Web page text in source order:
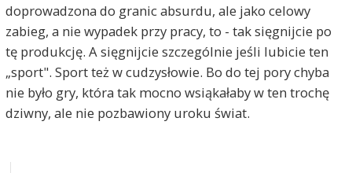
doprowadzona do granic absurdu, ale jako celowy
zabieg, a nie wypadek przy pracy, to - tak sięgnijcie po
tę produkcję. A sięgnijcie szczególnie jeśli lubicie ten
„sport". Sport też w cudzysłowie. Bo do tej pory chyba
nie było gry, która tak mocno wsiąkałaby w ten trochę
dziwny, ale nie pozbawiony uroku świat.